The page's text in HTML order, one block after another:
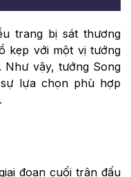
trang bị sát thương
kẹp với một vị tướng
Như vậy, tướng Song
lựa chọn phù hợp
đoạn cuối trận đấu